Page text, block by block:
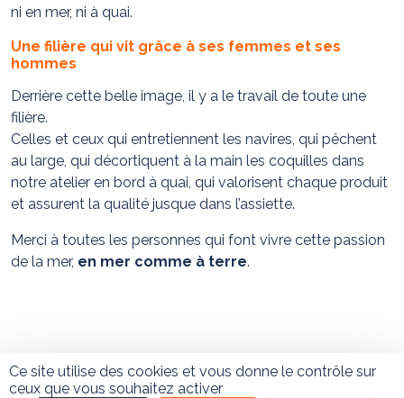
Ce site utilise des cookies et vous donne le contrôle sur
ceux que vous souhaitez activer
ni en mer, ni à quai.
Une filière qui vit grâce à ses femmes et ses
hommes
Derrière cette belle image, il y a le travail de toute une
filière.
Celles et ceux qui entretiennent les navires, qui pêchent
au large, qui décortiquent à la main les coquilles dans
notre atelier en bord à quai, qui valorisent chaque produit
et assurent la qualité jusque dans l’assiette.
Merci à toutes les personnes qui font vivre cette passion
de la mer, en mer comme à terre.